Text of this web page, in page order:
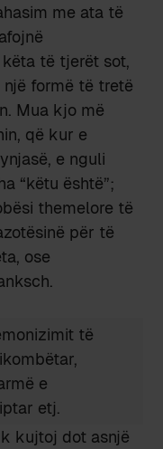
me ata të
të tjerët sot,
formë të tretë
Mua kjo më
që kur e
e nguli
“këtu është”;
themelore të
për të
ose
të
e
etj.
kujtoj dot asnjë